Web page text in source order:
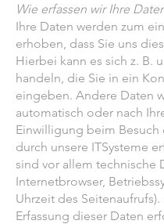
Wie erfassen wir Ihre
Ihre Daten werden zum
erhoben, dass Sie uns
Hierbei kann es sich z. B.
handeln, die Sie in ein
eingeben. Andere Daten
automatisch oder nach
Einwilligung beim Besuch
durch unsere ITSysteme
sind vor allem technische
Internetbrowser,
Uhrzeit des Seitenaufrufs).
Erfassung dieser Daten